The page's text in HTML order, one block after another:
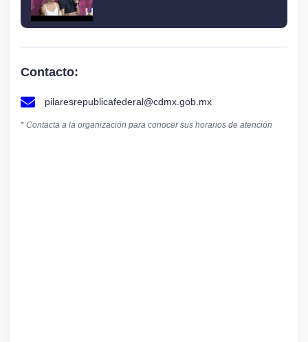
Contacto:
pilaresrepublicafederal@cdmx.gob.mx
* Contacta a la organización para conocer sus horarios de atención